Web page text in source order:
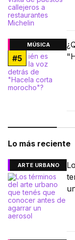
MÚSICA
#5
Lo más reciente
ARTE URBANO